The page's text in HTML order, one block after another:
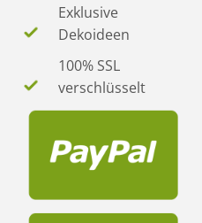
Exklusive
Dekoideen
100% SSL
verschlüsselt